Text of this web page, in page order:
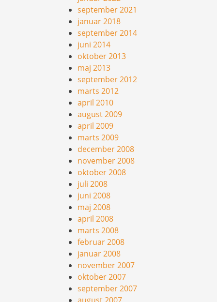
september 2021
januar 2018
september 2014
juni 2014
oktober 2013
maj 2013
september 2012
marts 2012
april 2010
august 2009
april 2009
marts 2009
december 2008
november 2008
oktober 2008
juli 2008
juni 2008
maj 2008
april 2008
marts 2008
februar 2008
januar 2008
november 2007
oktober 2007
september 2007